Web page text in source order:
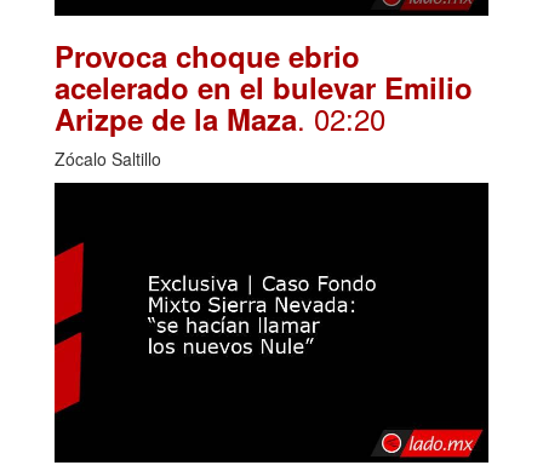
Provoca choque ebrio
acelerado en el bulevar Emilio
Arizpe de la Maza. 02:20
Zócalo Saltillo